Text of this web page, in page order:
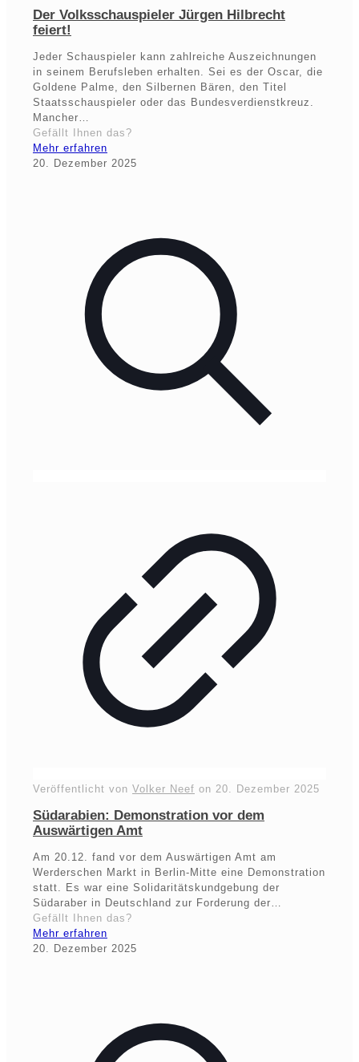
Der Volksschauspieler Jürgen Hilbrecht
feiert!
Jeder Schauspieler kann zahlreiche Auszeichnungen
in seinem Berufsleben erhalten. Sei es der Oscar, die
Goldene Palme, den Silbernen Bären, den Titel
Staatsschauspieler oder das Bundesverdienstkreuz.
Mancher…
Gefällt Ihnen das?
Mehr erfahren
20. Dezember 2025
Veröffentlicht von Volker Neef on 20. Dezember 2025
Südarabien: Demonstration vor dem
Auswärtigen Amt
Am 20.12. fand vor dem Auswärtigen Amt am
Werderschen Markt in Berlin-Mitte eine Demonstration
statt. Es war eine Solidaritätskundgebung der
Südaraber in Deutschland zur Forderung der…
Gefällt Ihnen das?
Mehr erfahren
20. Dezember 2025